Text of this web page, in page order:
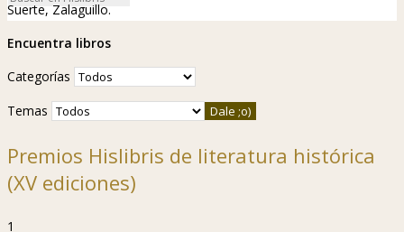
Suerte, Zalaguillo.
Encuentra libros
Categorías
Temas
Premios Hislibris de literatura histórica
(XV ediciones)
1